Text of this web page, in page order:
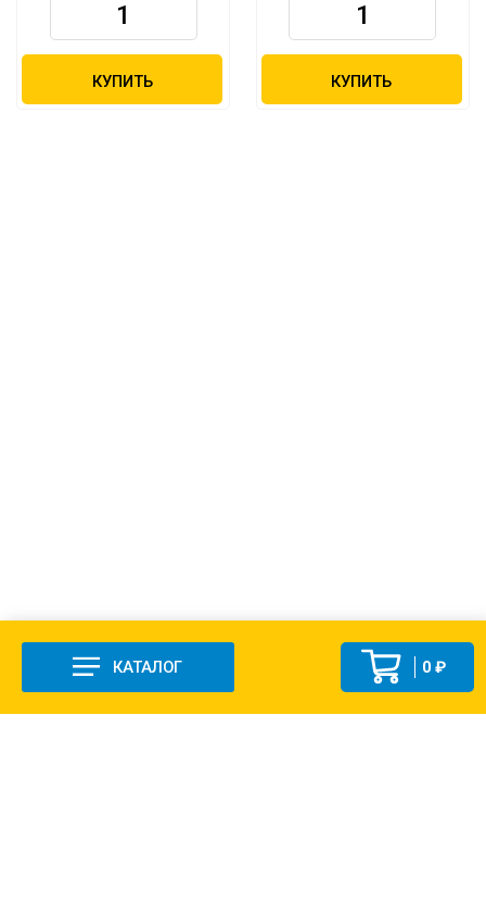
КАТАЛОГ 0 ₽
КУПИТЬ КУПИТЬ